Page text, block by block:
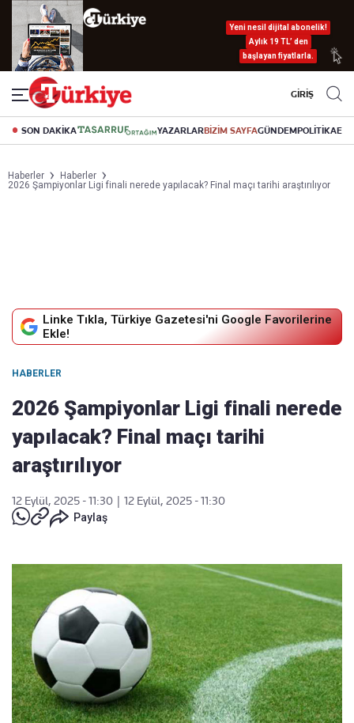
Yeni nesil dijital abonelik!
Aylık 19 TL’ den
başlayan fiyatlarla.
GİRİŞ
SON DAKİKA YAZARLARBİZİM SAYFAGÜNDEMPOLİTİKA
Haberler
Haberler
2026 Şampiyonlar Ligi finali nerede yapılacak? Final maçı tarihi araştırılıyor
Linke Tıkla, Türkiye Gazetesi'ni Google Favorilerine
Ekle!
HABERLER
2026 Şampiyonlar Ligi finali nerede
yapılacak? Final maçı tarihi
araştırılıyor
12 Eylül, 2025 - 11:30
12 Eylül, 2025 - 11:30
Paylaş